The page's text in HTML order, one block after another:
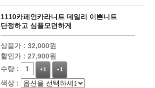
1110카페인카라니트 데일리 이쁜니트
단정하고 심플모던하게
상품가 : 32,000원
할인가 : 27,900원
수량 :
+1 -1
색상 :